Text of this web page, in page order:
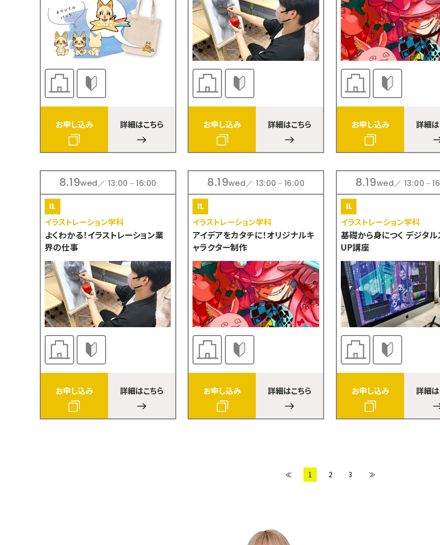
お申し込み 詳細はこちら お申し込み 詳細はこちら お申し込み 詳細は
8.19wed／ 13:00－16:00
イラストレーション学科
よくわかる！イラストレーション業
界の仕事
お申し込み 詳細はこちら
8.19wed／ 13:00－16:00
イラストレーション学科
アイデアをカタチに！オリジナルキ
ャラクター制作
お申し込み 詳細はこちら
8.19wed／ 13:00－
イラストレーション学科
基礎から身につく デジタ
UP講座
お申し込み 詳細は
≪ 1 2 3 ≫